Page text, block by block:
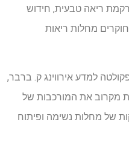
ריאה טבעית, חידוש
מחלות ריאות
למדע אירווינג ק. ברבר,
מקרוב את המורכבות של
של מחלות נשימה ופיתוח